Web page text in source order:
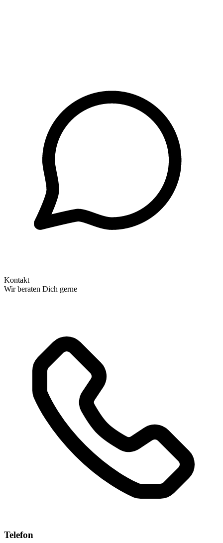
Kontakt
Wir beraten Dich gerne
Telefon